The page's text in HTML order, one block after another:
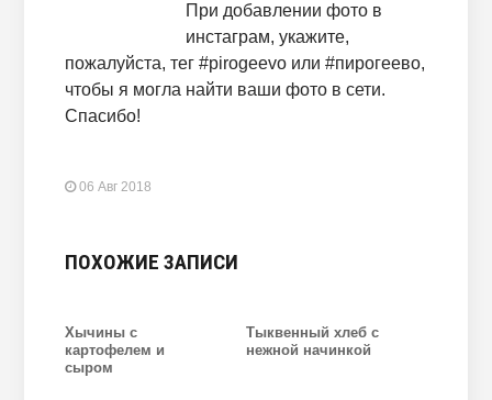
При добавлении фото в
инстаграм, укажите,
пожалуйста, тег #pirogeevo или #пирогеево,
чтобы я могла найти ваши фото в сети.
Спасибо!
06 Авг 2018
ПОХОЖИЕ ЗАПИСИ
Хычины с
картофелем и
сыром
Тыквенный хлеб с
нежной начинкой